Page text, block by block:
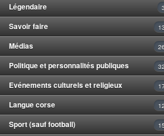
Légendaire
Savoir faire
Médias
Politique et personnalités publiques
Evénements culturels et religieux
Langue corse
Sport (sauf football)